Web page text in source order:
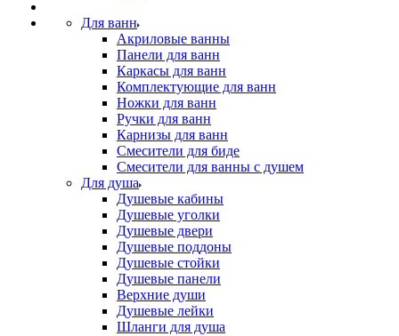
Для ванн
Акриловые ванны
Панели для ванн
Каркасы для ванн
Комплектующие для ванн
Ножки для ванн
Ручки для ванн
Карнизы для ванн
Смесители для биде
Смесители для ванны с душем
Для душа
Душевые кабины
Душевые уголки
Душевые двери
Душевые поддоны
Душевые стойки
Душевые панели
Верхние души
Душевые лейки
Шланги для душа